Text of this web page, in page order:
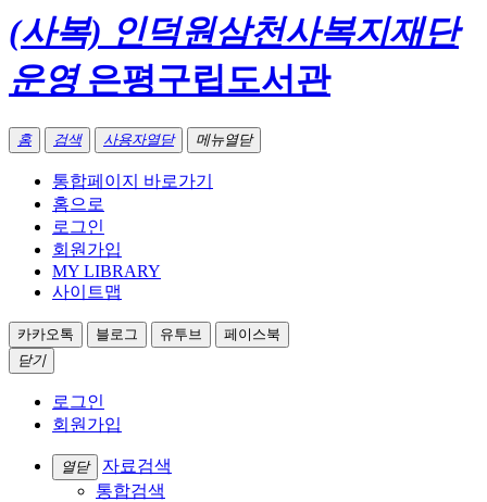
(사복) 인덕원삼천사복지재단
운영은평구립도서관
홈 검색 사용자열닫 메뉴열닫
통합페이지 바로가기
홈으로
로그인
회원가입
MY LIBRARY
사이트맵
카카오톡 블로그 유투브
페이스북
닫기
로그인
회원가입
열닫
자료검색
통합검색